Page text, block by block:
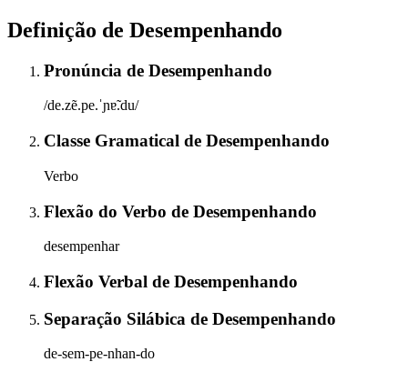
Definição de Desempenhando
Pronúncia de Desempenhando
/de.zẽ.pe.ˈɲɐ̃.du/
Classe Gramatical de Desempenhando
Verbo
Flexão do Verbo de Desempenhando
desempenhar
Flexão Verbal de Desempenhando
Separação Silábica de Desempenhando
de-sem-pe-nhan-do